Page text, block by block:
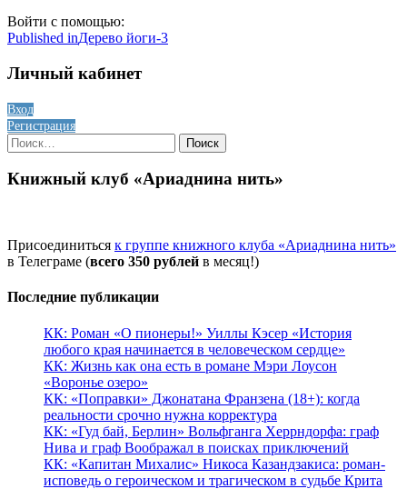
Войти с помощью:
Навигация
по
Published inДерево йоги-3
Личный кабинет
Вход
Регистрация
Найти:
Книжный клуб «Ариаднина нить»
Присоединиться к группе книжного клуба «Ариаднина нить»
в Телеграме (всего 350 рублей в месяц!)
Последние публикации
КК: Роман «О пионеры!» Уиллы Кэсер «История
любого края начинается в человеческом сердце»
КК: Жизнь как она есть в романе Мэри Лоусон
«Воронье озеро»
КК: «Поправки» Джонатана Франзена (18+): когда
реальности срочно нужна корректура
КК: «Гуд бай, Берлин» Вольфганга Херрндорфа: граф
Нива и граф Воображал в поисках приключений
КК: «Капитан Михалис» Никоса Казандзакиса: роман-
исповедь о героическом и трагическом в судьбе Крита